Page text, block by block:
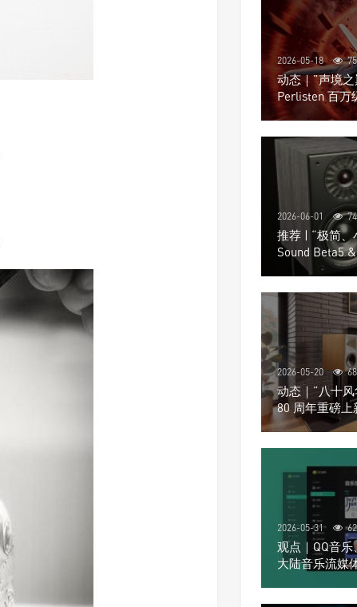
2026-05-18
动态｜”声境
Perlisten 百万
京国际音响展
2026-06-01
推荐 | “极简、
Sound Beta5
Play音响组合
2026-05-20
动态｜”八十
80 周年重磅上
核配置音质再
2026-05-31
观点｜QQ音
大陆音乐流媒